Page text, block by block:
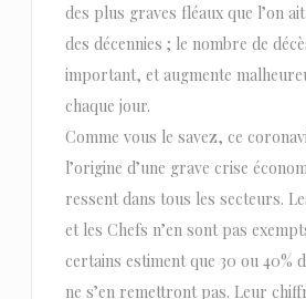
des plus graves fléaux que l’on
des décennies ; le nombre de
important, et augmente
chaque jour.
Comme vous le savez, ce
l’origine d’une grave crise
ressent dans tous les secteurs.
et les Chefs n’en sont pas
certains estiment que 30 ou 40%
ne s’en remettront pas. Leur